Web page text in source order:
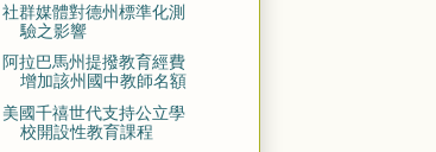
社群媒體對德州標準化測
驗之影響
阿拉巴馬州提撥教育經費
增加該州國中教師名額
美國千禧世代支持公立學
校開設性教育課程